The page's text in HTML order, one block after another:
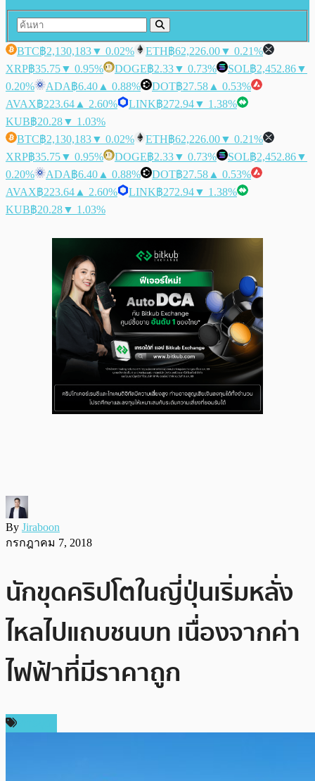
BTC฿2,130,183▼ 0.02% ETH฿62,226.00▼ 0.21%
XRP฿35.75▼ 0.95% DOGE฿2.33▼ 0.73% SOL฿2,452.86▼
0.20%
ADA฿6.40 ▲ 0.88% DOT฿27.58 ▲ 0.53%
AVAX฿223.64 ▲ 2.60% LINK฿272.94▼ 1.38%
KUB฿20.28▼ 1.03%
BTC฿2,130,183▼ 0.02% ETH฿62,226.00▼ 0.21%
XRP฿35.75▼ 0.95% DOGE฿2.33▼ 0.73% SOL฿2,452.86▼
0.20%
ADA฿6.40 ▲ 0.88% DOT฿27.58 ▲ 0.53%
AVAX฿223.64 ▲ 2.60% LINK฿272.94▼ 1.38%
KUB฿20.28▼ 1.03%
By Jiraboon
กรกฎาคม 7, 2018
นักขุดคริปโตในญี่ปุ่นเริ่มหลั่ง
ไหลไปแถบชนบท เนื่องจากค่า
ไฟฟ้าที่มีราคาถูก